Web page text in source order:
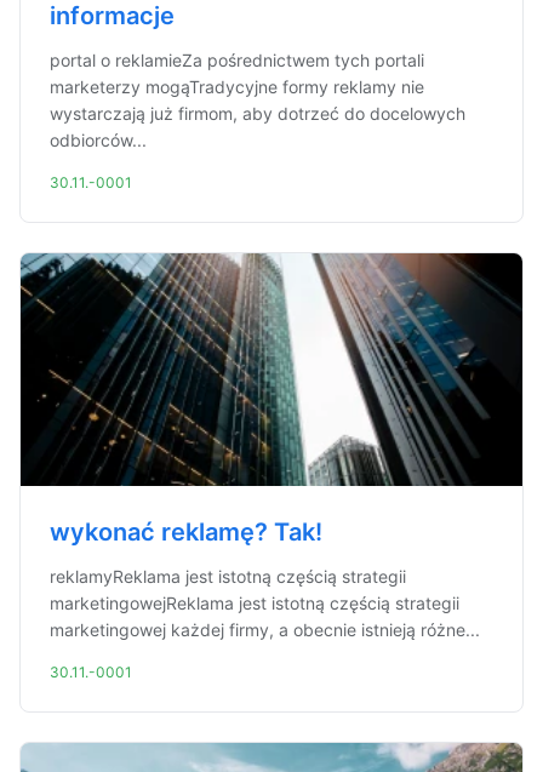
informacje
portal o reklamieZa pośrednictwem tych portali
marketerzy mogąTradycyjne formy reklamy nie
wystarczają już firmom, aby dotrzeć do docelowych
odbiorców...
30.11.-0001
wykonać reklamę? Tak!
reklamyReklama jest istotną częścią strategii
marketingowejReklama jest istotną częścią strategii
marketingowej każdej firmy, a obecnie istnieją różne...
30.11.-0001